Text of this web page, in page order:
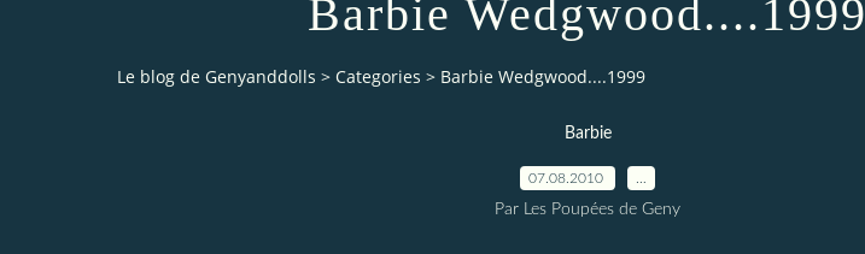
Barbie Wedgwood....1999
Le blog de Genyanddolls > Categories > Barbie Wedgwood....1999
Barbie
07.08.2010
Par Les Poupées de Geny